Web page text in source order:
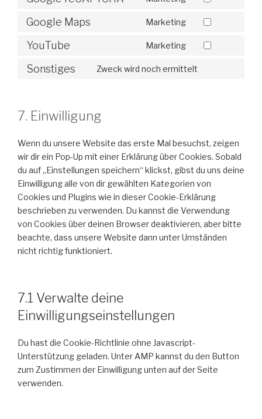
Google Maps Marketing
YouTube Marketing
Sonstiges Zweck wird noch ermittelt
7. Einwilligung
Wenn du unsere Website das erste Mal besuchst, zeigen
wir dir ein Pop-Up mit einer Erklärung über Cookies. Sobald
du auf „Einstellungen speichern“ klickst, gibst du uns deine
Einwilligung alle von dir gewählten Kategorien von
Cookies und Plugins wie in dieser Cookie-Erklärung
beschrieben zu verwenden. Du kannst die Verwendung
von Cookies über deinen Browser deaktivieren, aber bitte
beachte, dass unsere Website dann unter Umständen
nicht richtig funktioniert.
7.1 Verwalte deine
Einwilligungseinstellungen
Du hast die Cookie-Richtlinie ohne Javascript-
Unterstützung geladen. Unter AMP kannst du den Button
zum Zustimmen der Einwilligung unten auf der Seite
verwenden.